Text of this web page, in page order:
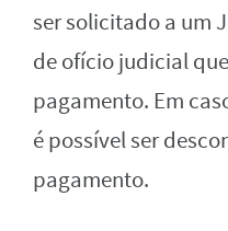
ser solicitado a um
de ofício judicial
pagamento. Em
é possível ser
pagamento.